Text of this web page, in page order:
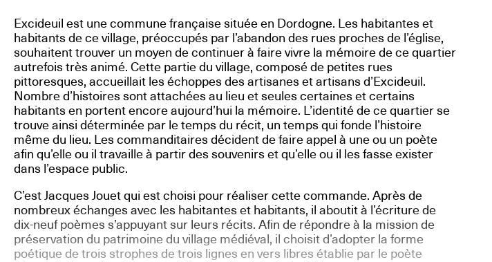
Excideuil est une commune française située en Dordogne. Les habitantes et
habitants de ce village, préoccupés par l’abandon des rues proches de l’église,
souhaitent trouver un moyen de continuer à faire vivre la mémoire de ce quartier
autrefois très animé. Cette partie du village, composé de petites rues
pittoresques, accueillait les échoppes des artisanes et artisans d’Excideuil.
Nombre d’histoires sont attachées au lieu et seules certaines et certains
habitants en portent encore aujourd’hui la mémoire. L’identité de ce quartier se
trouve ainsi déterminée par le temps du récit, un temps qui fonde l’histoire
même du lieu. Les commanditaires décident de faire appel à une ou un poète
afin qu’elle ou il travaille à partir des souvenirs et qu’elle ou il les fasse exister
dans l’espace public.
C’est Jacques Jouet qui est choisi pour réaliser cette commande. Après de
nombreux échanges avec les habitantes et habitants, il aboutit à l’écriture de
dix-neuf poèmes s’appuyant sur leurs récits. Afin de répondre à la mission de
préservation du patrimoine du village médiéval, il choisit d’adopter la forme
poétique de trois strophes de trois lignes en vers libres établie par le poète